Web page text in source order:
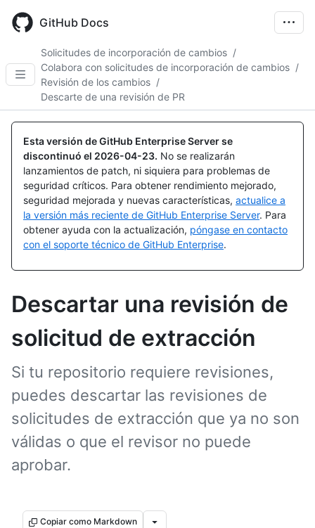
main
GitHub Docs
Solicitudes de incorporación de cambios /
Colabora con solicitudes de incorporación de cambios /
Revisión de los cambios /
Descarte de una revisión de PR
Esta versión de GitHub Enterprise Server se
discontinuó el 2026-04-23. No se realizarán
lanzamientos de patch, ni siquiera para problemas de
seguridad críticos. Para obtener rendimiento mejorado,
seguridad mejorada y nuevas características, actualice a
la versión más reciente de GitHub Enterprise Server. Para
obtener ayuda con la actualización, póngase en contacto
con el soporte técnico de GitHub Enterprise.
Descartar una revisión de
solicitud de extracción
Si tu repositorio requiere revisiones,
puedes descartar las revisiones de
solicitudes de extracción que ya no son
válidas o que el revisor no puede
aprobar.
Copiar como Markdown